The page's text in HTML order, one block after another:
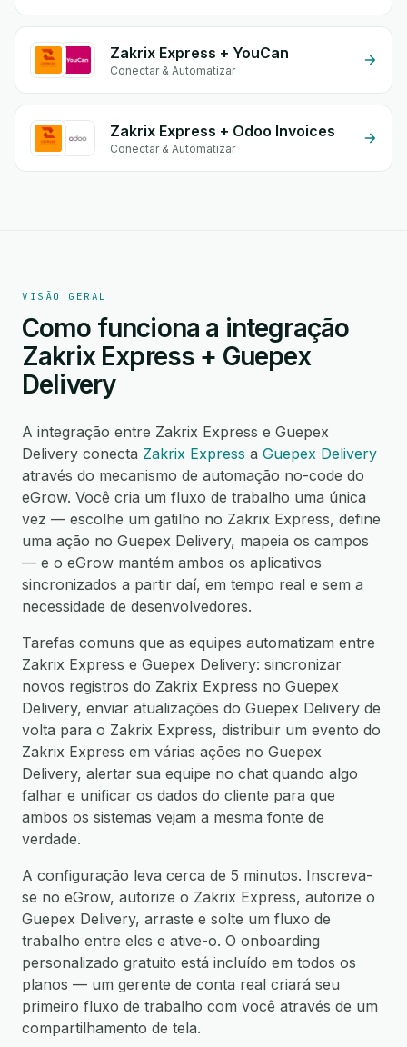
Zakrix Express + YouCan
Conectar & Automatizar
Zakrix Express + Odoo Invoices
Conectar & Automatizar
VISÃO GERAL
Como funciona a integração
Zakrix Express + Guepex
Delivery
A integração entre Zakrix Express e Guepex
Delivery conecta Zakrix Express a Guepex Delivery
através do mecanismo de automação no-code do
eGrow. Você cria um fluxo de trabalho uma única
vez — escolhe um gatilho no Zakrix Express, define
uma ação no Guepex Delivery, mapeia os campos
— e o eGrow mantém ambos os aplicativos
sincronizados a partir daí, em tempo real e sem a
necessidade de desenvolvedores.
Tarefas comuns que as equipes automatizam entre
Zakrix Express e Guepex Delivery: sincronizar
novos registros do Zakrix Express no Guepex
Delivery, enviar atualizações do Guepex Delivery de
volta para o Zakrix Express, distribuir um evento do
Zakrix Express em várias ações no Guepex
Delivery, alertar sua equipe no chat quando algo
falhar e unificar os dados do cliente para que
ambos os sistemas vejam a mesma fonte de
verdade.
A configuração leva cerca de 5 minutos. Inscreva-
se no eGrow, autorize o Zakrix Express, autorize o
Guepex Delivery, arraste e solte um fluxo de
trabalho entre eles e ative-o. O onboarding
personalizado gratuito está incluído em todos os
planos — um gerente de conta real criará seu
primeiro fluxo de trabalho com você através de um
compartilhamento de tela.